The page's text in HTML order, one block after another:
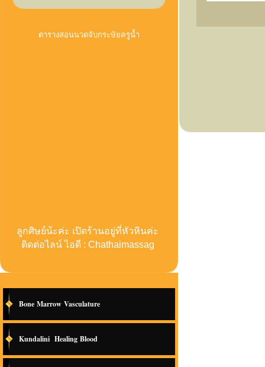
ตารางสอนนวดจับกระษัยครูน้ำ
ลูกศิษย์น้ะค่ะ เปิดร้านอยู่ที่หัวหินค่ะ
ติดต่อไลน์ ไอดี : Chathaimassag
Bone Marrow Vasculature
Kundalini Healing Blood